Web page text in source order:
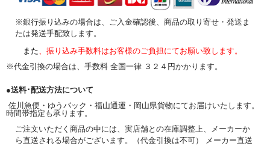
※銀行振り込みの場合は、ご入金確認後、商品の取り寄せ・発送ま
たは発送手配致します。
また 、振り込み手数料はお客様のご負担にてお願い致します。
※代金引換の場合は、手数料 全国一律 ３２４円かかります。
●送料･配送方法について
佐川急便・ゆうパック・福山通運・岡山県貨物にてお届けいたします。
時間帯指定も承ります。
ご注文いただく商品の中には、実店舗との在庫調整上、メーカーか
ら直送される場合がございます。（代金引換は不可） メーカー直送